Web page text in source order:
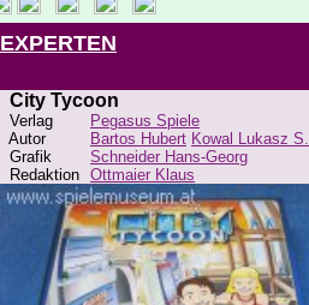
EXPERTEN
City Tycoon
Verlag
Pegasus Spiele
Autor
Bartos Hubert Kowal Lukasz S.
Grafik
Schneider Hans-Georg
Redaktion Ottmaier Klaus